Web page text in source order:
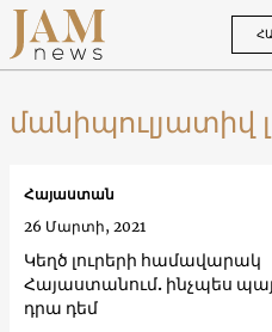
մանիպուլյատիվ
Կեղծ լուրերի համավարակ
Հայաստանում. ինչպես
դրա դեմ
Հայաստան
26 Մարտի, 2021